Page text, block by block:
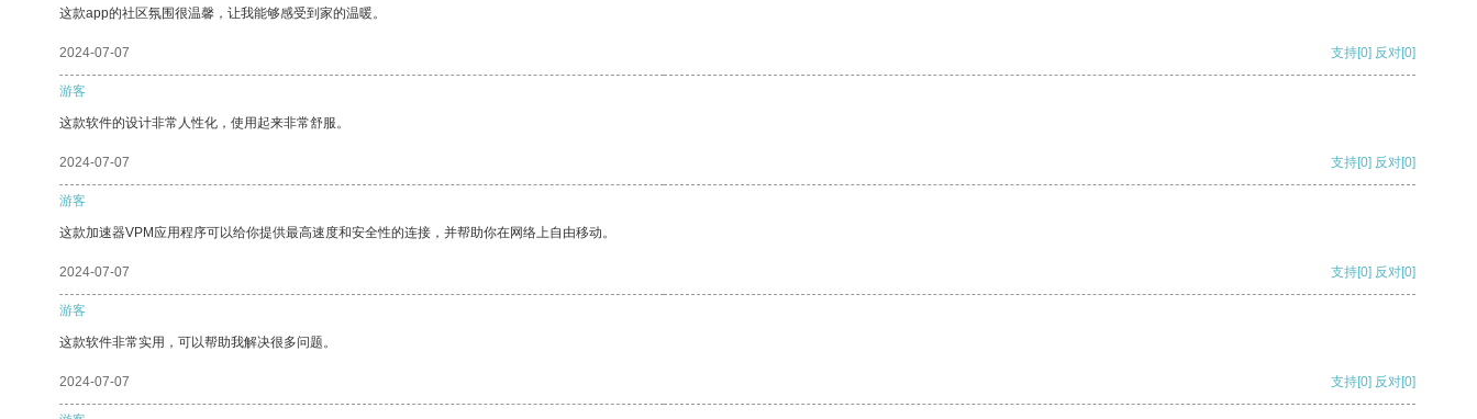
这款app的社区氛围很温馨，让我能够感受到家的温暖。
2024-07-07 支持[0] 反对[0]
游客
这款软件的设计非常人性化，使用起来非常舒服。
2024-07-07 支持[0] 反对[0]
游客
这款加速器VPM应用程序可以给你提供最高速度和安全性的连接，并帮助你在网络上自由移动。
2024-07-07 支持[0] 反对[0]
游客
这款软件非常实用，可以帮助我解决很多问题。
2024-07-07 支持[0] 反对[0]